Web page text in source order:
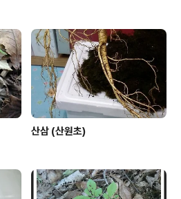
산삼 (산원초)